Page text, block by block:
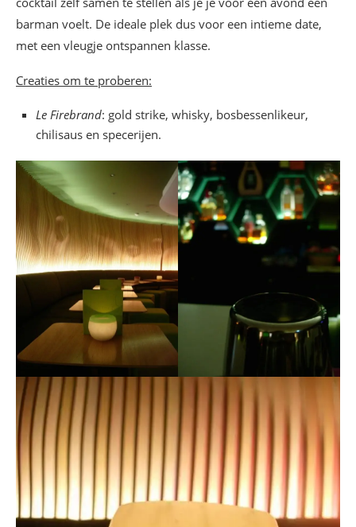
barman voelt. De ideale plek dus voor een intieme date,
met een vleugje ontspannen klasse.
Creaties om te proberen:
Le Firebrand: gold strike, whisky, bosbessenlikeur,
chilisaus en specerijen.